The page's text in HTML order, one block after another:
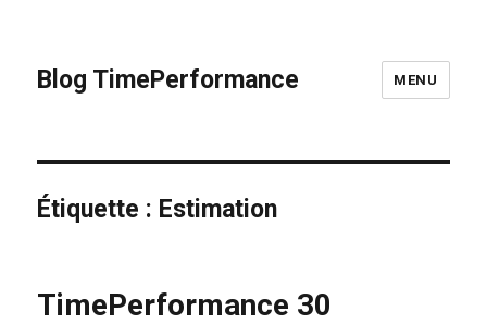
Blog TimePerformance MENU
Étiquette : Estimation
TimePerformance 30